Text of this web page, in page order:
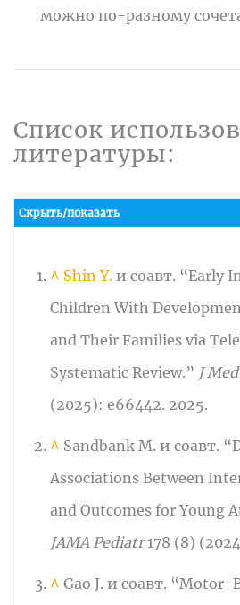
можно по-разному
Список
литературы:
Скрыть/показать
^ Shin Y. и соавт. “Early
Children With
and Their Families via
Systematic Review.” J
(2025): e66442. 2025.
^ Sandbank M. и соавт.
Associations Between
and Outcomes for Young
JAMA Pediatr178 (8)
^ Gao J. и соавт. “Motor-